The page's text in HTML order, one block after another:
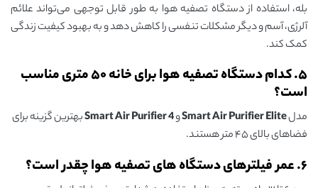
بله، استفاده از دستگاه تصفیه هوا به طور قابل توجهی می‌تواند علائم
آلرژی، آسم و دیگر مشکلات تنفسی را کاهش دهد و به بهبود کیفیت زندگی
کمک کند.
۵. کدام دستگاه تصفیه هوا برای خانه ۵۰ متری مناسب
است؟
مدلSmart Air Purifier EliteوSmart Air Purifier 4بهترین گزینه برای
فضاهای بالای ۴۵ متر هستند.
۶. عمر فیلترهای دستگاه های تصفیه هوا چقدر است؟